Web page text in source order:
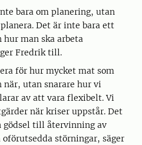
bara om planering, utan
Det är inte bara ett
man ska arbeta
Fredrik till.
för hur mycket mat som
när, utan snarare hur vi
av att vara flexibelt. Vi
när kriser uppstår. Det
till återvinning av
störningar, säger